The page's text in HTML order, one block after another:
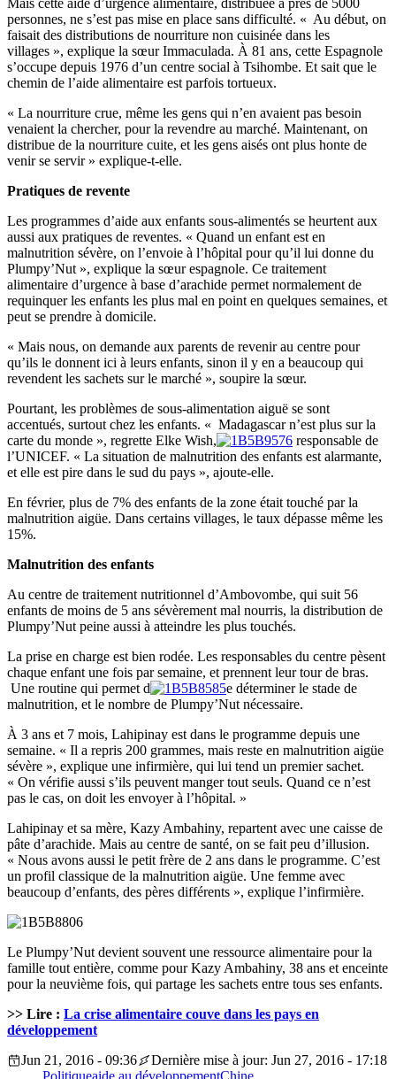
Mais cette aide d’urgence alimentaire, distribuée à près de 5000
personnes, ne s’est pas mise en place sans difficulté. « Au début, on
faisait des distributions de nourriture non cuisinée dans les
villages », explique la sœur Immaculada. À 81 ans, cette Espagnole
s’occupe depuis 1976 d’un centre social à Tsihombe. Et sait que le
chemin de l’aide alimentaire est parfois tortueux.
« La nourriture crue, même les gens qui n’en avaient pas besoin
venaient la chercher, pour la revendre au marché. Maintenant, on
distribue de la nourriture cuite, et les gens aisés ont plus honte de
venir se servir » explique-t-elle.
Pratiques de revente
Les programmes d’aide aux enfants sous-alimentés se heurtent aux
aussi aux pratiques de reventes. « Quand un enfant est en
malnutrition sévère, on l’envoie à l’hôpital pour qu’il lui donne du
Plumpy’Nut », explique la sœur espagnole. Ce traitement
alimentaire d’urgence à base d’arachide permet normalement de
requinquer les enfants les plus mal en point en quelques semaines, et
peut se prendre à domicile.
« Mais nous, on demande aux parents de revenir au centre pour
qu’ils le donnent ici à leurs enfants, sinon il y en a beaucoup qui
revendent les sachets sur le marché », soupire la sœur.
Pourtant, les problèmes de sous-alimentation aiguë se sont
accentués, surtout chez les enfants. « Madagascar n’est plus sur la
carte du monde », regrette Elke Wish,
responsable de
l’UNICEF. « La situation de malnutrition des enfants est alarmante,
et elle est pire dans le sud du pays », ajoute-elle.
En février, plus de 7% des enfants de la zone était touché par la
malnutrition aigüe. Dans certains villages, le taux dépasse même les
15%.
Malnutrition des enfants
Au centre de traitement nutritionnel d’Ambovombe, qui suit 56
enfants de moins de 5 ans sévèrement mal nourris, la distribution de
Plumpy’Nut peine aussi à atteindre les plus touchés.
La prise en charge est bien rodée. Les responsables du centre pèsent
chaque enfant une fois par semaine, et prennent leur tour de bras.
Une routine qui permet d
e déterminer le stade de
malnutrition, et le nombre de Plumpy’Nut nécessaire.
À 3 ans et 7 mois, Lahipinay est dans le programme depuis une
semaine. « Il a repris 200 grammes, mais reste en malnutrition aigüe
sévère », explique une infirmière, qui lui tend un premier sachet.
« On vérifie aussi s’ils peuvent manger tout seuls. Quand ce n’est
pas le cas, on doit les envoyer à l’hôpital. »
Lahipinay et sa mère, Kazy Ambahiny, repartent avec une caisse de
pâte d’arachide. Mais au centre de santé, on se fait peu d’illusion.
« Nous avons aussi le petit frère de 2 ans dans le programme. C’est
un profil classique de la malnutrition aigüe. Une femme avec
beaucoup d’enfants, des pères différents », explique l’infirmière.
Le Plumpy’Nut devient souvent une ressource alimentaire pour la
famille tout entière, comme pour Kazy Ambahiny, 38 ans et enceinte
pour la neuvième fois, qui partage les sachets entre tous ses enfants.
>> Lire : La crise alimentaire couve dans les pays en
développement
Jun 21, 2016 - 09:36
Dernière mise à jour: Jun 27, 2016 - 17:18